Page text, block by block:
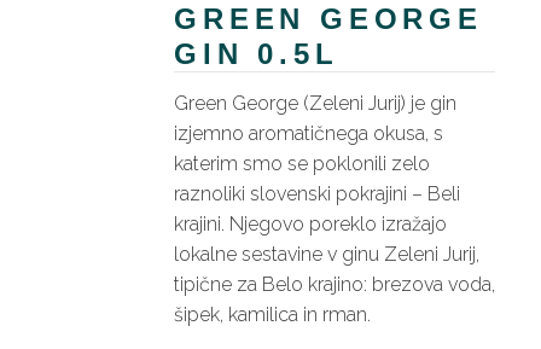
Nadgradi okuse
Novo pri nas
Trgovina
GREEN GEORGE
GIN 0.5L
Green George (Zeleni Jurij) je gin
izjemno aromatičnega okusa, s
katerim smo se poklonili zelo
raznoliki slovenski pokrajini – Beli
krajini. Njegovo poreklo izražajo
lokalne sestavine v ginu Zeleni Jurij,
tipične za Belo krajino: brezova voda,
šipek, kamilica in rman.